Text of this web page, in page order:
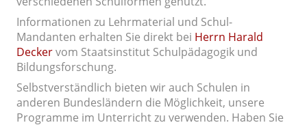
Informationen zu Lehrmaterial und Schul-
Mandanten erhalten Sie direkt bei Herrn Harald
Deckervom Staatsinstitut Schulpädagogik und
Bildungsforschung.
Selbstverständlich bieten wir auch Schulen in
anderen Bundesländern die Möglichkeit, unsere
Programme im Unterricht zu verwenden. Haben Sie